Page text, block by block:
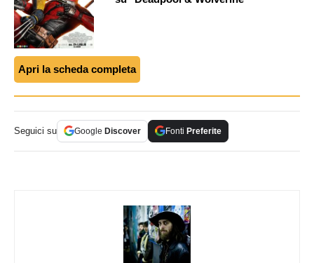
Apri la scheda completa
Seguici su Google Discover Fonti Preferite